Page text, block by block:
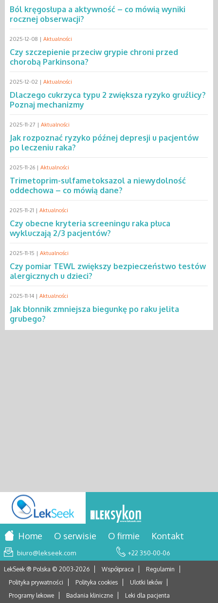
Ból kręgosłupa a aktywność – co mówią wyniki
rocznej obserwacji?
2025-12-08 | Aktualności
Czy szczepienie przeciw grypie chroni przed
chorobą Parkinsona?
2025-12-02 | Aktualności
Dlaczego cukrzyca typu 2 zwiększa ryzyko gruźlicy?
Poznaj mechanizmy
2025-11-27 | Aktualności
Jak rozpoznać ryzyko późnej depresji u pacjentów
po leczeniu raka?
2025-11-26 | Aktualności
Trimetoprim-sulfametoksazol a niewydolność
oddechowa – co mówią dane?
2025-11-21 | Aktualności
Czy obecne kryteria screeningu raka płuca
wykluczają 2/3 pacjentów?
2025-11-15 | Aktualności
Czy pomiar TEWL zwiększy bezpieczeństwo testów
alergicznych u dzieci?
2025-11-14 | Aktualności
Jak błonnik zmniejsza biegunkę po raku jelita
grubego?
Home O serwisie O firmie Kontakt
biuro@lekseek.com +22 350-00-06
LekSeek ® Polska © 2003-2026 Współpraca
Regulamin
Polityka prywatności
Polityka cookies
Ulotki leków
Programy lekowe
Badania kliniczne Leki dla pacjenta